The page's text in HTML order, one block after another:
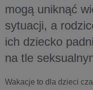
mogą uniknąć
sytuacji, a
ich dziecko
na tle
Wakacje to dla dzieci